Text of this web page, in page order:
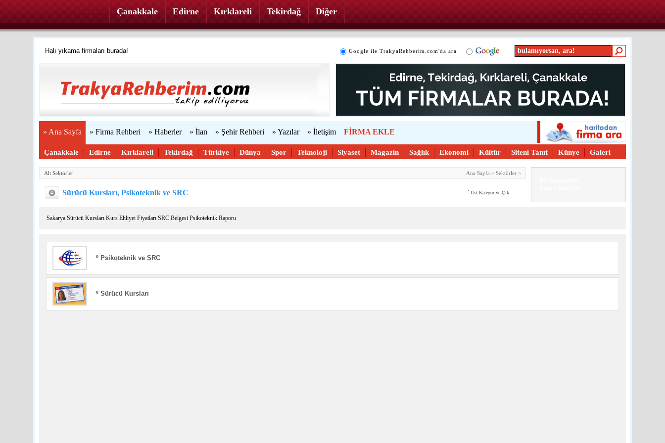
Çanakkale Edirne Kırklareli Tekirdağ Diğer
Halı yıkama firmaları burada!
Google ile TrakyaRehberim.com'da ara
» Ana Sayfa » Firma Rehberi » Haberler » İlan » Şehir Rehberi » Yazılar » İletişim FİRMA EKLE
Çanakkale Edirne Kırklareli Tekirdağ Türkiye Dünya Spor Teknoloji Siyaset Magazin Sağlık Ekonomi Kültür Siteni Tanıt Künye Galeri
Alt Sektörler Ana Sayfa > Sektörler >
Sürücü Kursları, Psikoteknik ve SRC ˆ Üst Kategoriye Çık
Sakarya Sürücü Kursları Kurs Ehliyet Fiyatları SRC Belgesi Psikoteknik Raporu
º Psikoteknik ve SRC
º Sürücü Kursları